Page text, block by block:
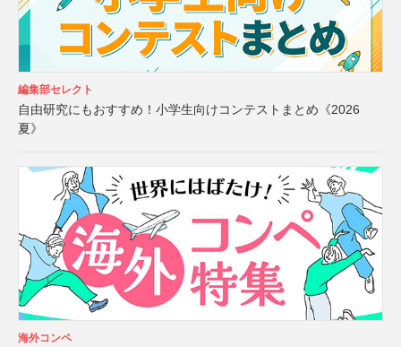
編集部セレクト
自由研究にもおすすめ！小学生向けコンテストまとめ《2026
夏》
海外コンペ